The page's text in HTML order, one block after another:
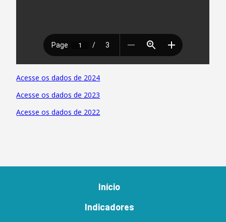
Acesse os dados de 2024
Acesse os dados de 2023
Acesse os dados de 2022
Início
Indicadores